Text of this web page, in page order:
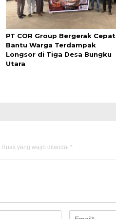
PT COR Group Bergerak Cepat
Bantu Warga Terdampak
Longsor di Tiga Desa Bungku
Utara
Ruas yang wajib ditandai *